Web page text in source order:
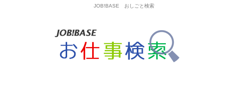
JOB!BASE おしごと検索